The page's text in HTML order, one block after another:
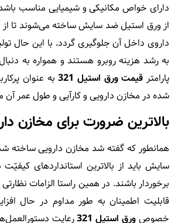
دارای خواص مکانیکی و شیمیایی مناسب
از ورق استیل ضد سایش ساخته می‌شوند تا از
داروی داخل آن جلوگیری گردد. با این حال
به رشد هزینه روبرو هستند و همواره به
پارامتر قیمت ورق استیل 321
به عنوان
شده در مخازن دارویی و کارآیی و طول عمر آن
بالاترین ضرورت برای مخازن
همانطور که گفته شد مخازن دارویی ساخته
سایش باید از بالاترین استانداردهای
برخوردار باشند. در همین راستا الزامات
قابلیت اطمینان به طور مداوم در حال
خصوص ورق استیل 321
رعایت